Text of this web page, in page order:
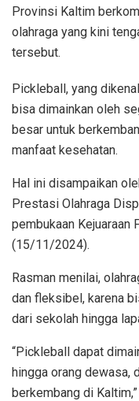
Provinsi Kaltim
olahraga yang kini
tersebut.
Pickleball, yang
bisa dimainkan oleh
besar untuk
manfaat kesehatan.
Hal ini disampaikan
Prestasi Olahraga
pembukaan Kejuaraan
(15/11/2024).
Rasman menilai,
dan fleksibel, karena
dari sekolah hingga
“Pickleball dapat
hingga orang dewasa,
berkembang di